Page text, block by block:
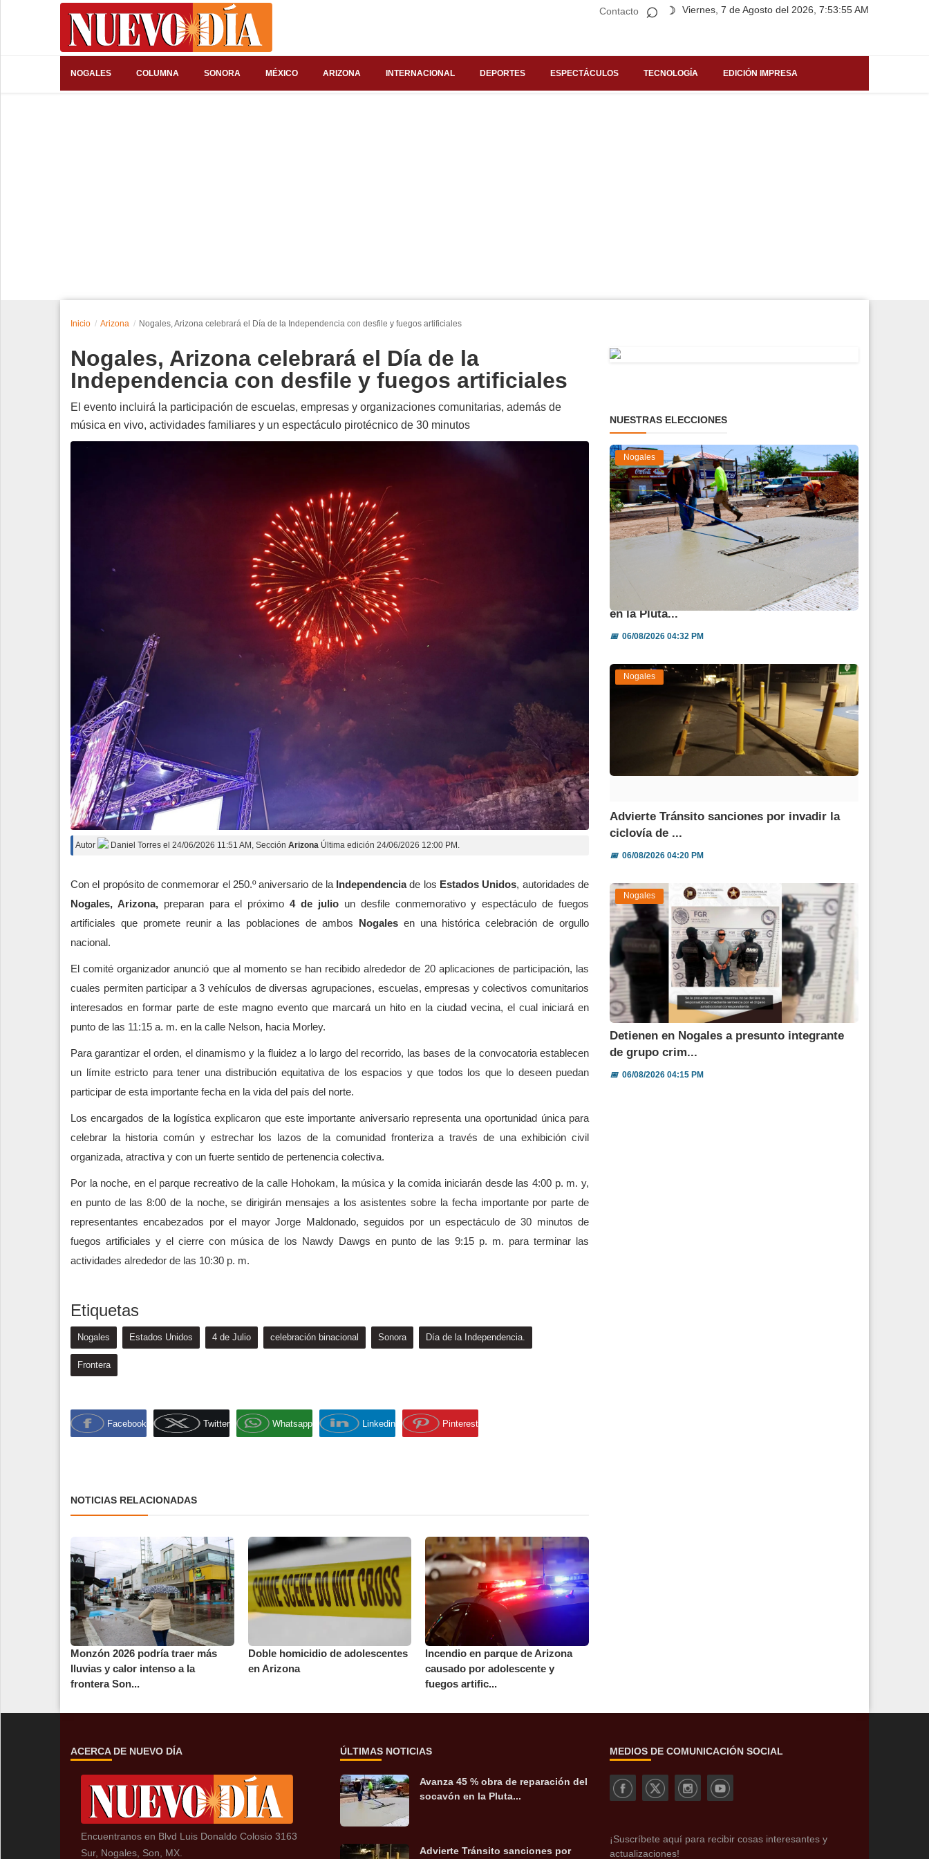
Contacto Viernes, 7 de Agosto del 2026, 7:53:55 AM
⌕ ☽
NOGALES COLUMNA SONORA MÉXICO ARIZONA INTERNACIONAL DEPORTES ESPECTÁCULOS TECNOLOGÍA EDICIÓN IMPRESA
Edición Impresa
Inicio Arizona Nogales, Arizona celebrará el Día de la Independencia con desfile y fuegos artificiales
Nogales, Arizona celebrará el Día de la
Independencia con desfile y fuegos artificiales
El evento incluirá la participación de escuelas, empresas y organizaciones comunitarias, además de
música en vivo, actividades familiares y un espectáculo pirotécnico de 30 minutos
Autor Daniel Torres el 24/06/2026 11:51 AM , Sección Arizona Última edición 24/06/2026 12:00 PM.
Con el propósito de conmemorar el 250.º aniversario de la Independenciade los Estados Unidos, autoridades de
Nogales, Arizona,preparan para el próximo4 de julioun desfile conmemorativo y espectáculo de fuegos
artificiales que promete reunir a las poblaciones de ambos Nogalesen una histórica celebración de orgullo
nacional.
El comité organizador anunció que al momento se han recibido alrededor de 20 aplicaciones de participación, las
cuales permiten participar a 3 vehículos de diversas agrupaciones, escuelas, empresas y colectivos comunitarios
interesados en formar parte de este magno evento que marcará un hito en la ciudad vecina, el cual iniciará en
punto de las 11:15 a. m. en la calle Nelson, hacia Morley.
Para garantizar el orden, el dinamismo y la fluidez a lo largo del recorrido, las bases de la convocatoria establecen
un límite estricto para tener una distribución equitativa de los espacios y que todos los que lo deseen puedan
participar de esta importante fecha en la vida del país del norte.
Los encargados de la logística explicaron que este importante aniversario representa una oportunidad única para
celebrar la historia común y estrechar los lazos de la comunidad fronteriza a través de una exhibición civil
organizada, atractiva y con un fuerte sentido de pertenencia colectiva.
Por la noche, en el parque recreativo de la calle Hohokam, la música y la comida iniciarán desde las 4:00 p. m. y,
en punto de las 8:00 de la noche, se dirigirán mensajes a los asistentes sobre la fecha importante por parte de
representantes encabezados por el mayor Jorge Maldonado, seguidos por un espectáculo de 30 minutos de
fuegos artificiales y el cierre con música de los Nawdy Dawgs en punto de las 9:15 p. m. para terminar las
actividades alrededor de las 10:30 p. m.
Etiquetas
Nogales Estados Unidos 4 de Julio celebración binacional Sonora Día de la Independencia.
Frontera
Facebook Twitter Whatsapp Linkedin Pinterest
NOTICIAS RELACIONADAS
Monzón 2026 podría traer más
lluvias y calor intenso a la
frontera Son...
Doble homicidio de adolescentes
en Arizona
Incendio en parque de Arizona
causado por adolescente y
fuegos artific...
NUESTRAS ELECCIONES
Nogales
Avanza 45 % obra de reparación del socavón
en la Pluta...
📅06/08/2026 04:32 PM
Nogales
Advierte Tránsito sanciones por invadir la
ciclovía de ...
📅06/08/2026 04:20 PM
Nogales
Detienen en Nogales a presunto integrante
de grupo crim...
📅06/08/2026 04:15 PM
ACERCA DE NUEVO DÍA
Encuentranos en Blvd Luis Donaldo Colosio 3163
Sur, Nogales, Son, MX.
ÚLTIMAS NOTICIAS
Avanza 45 % obra de reparación del
socavón en la Pluta...
Advierte Tránsito sanciones por
MEDIOS DE COMUNICACIÓN SOCIAL
¡Suscríbete aquí para recibir cosas interesantes y
actualizaciones!